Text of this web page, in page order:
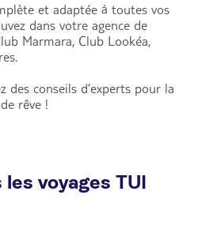
et adaptée à toutes vos
dans votre agence de
Marmara, Club Lookéa,
des conseils d’experts pour la
rêve !
voyages TUI